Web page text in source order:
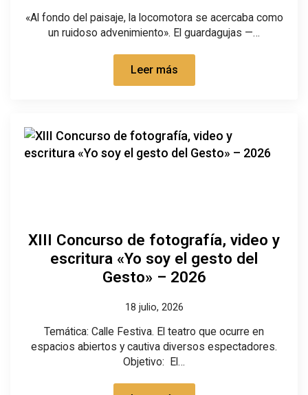
«Al fondo del paisaje, la locomotora se acercaba como
un ruidoso advenimiento». El guardagujas —…
Leer más
XIII Concurso de fotografía, video y
escritura «Yo soy el gesto del
Gesto» – 2026
18 julio, 2026
Temática: Calle Festiva. El teatro que ocurre en
espacios abiertos y cautiva diversos espectadores.
Objetivo: El…